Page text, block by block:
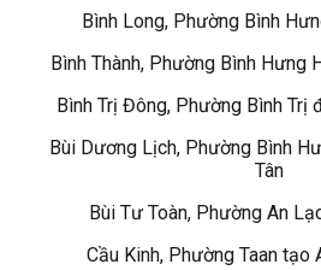
Bình Long, Phường Bình
Bình Thành, Phường Bình Hưng
Bình Trị Đông, Phường Bình Trị
Bùi Dương Lịch, Phường Bình
Tân
Bùi Tư Toàn, Phường An
Cầu Kinh, Phường Taan tạo